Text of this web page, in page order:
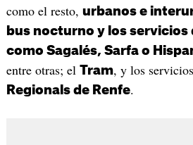
como el resto, urbanos e
bus nocturno y los servicios
como Sagalés, Sarfa o
entre otras; el Tram, y los
Regionals de Renfe.